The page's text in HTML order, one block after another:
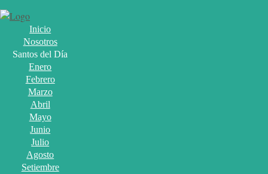
Inicio
Nosotros
Santos del Día
Enero
Febrero
Marzo
Abril
Mayo
Junio
Julio
Agosto
Setiembre